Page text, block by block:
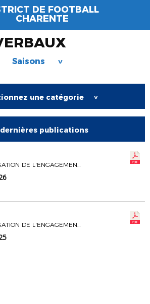
DE FOOTBALL
CHARENTE
Saisons >
une catégorie >
dernières publications
COMMISSION VALORISATION DE L'ENGAGEMENT BENEVOLE
COMMISSION VALORISATION DE L'ENGAGEMENT BENEVOLE